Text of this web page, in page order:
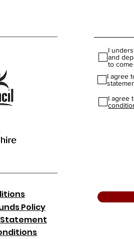
Policy
Statement
I
and
to
I agree
I agree